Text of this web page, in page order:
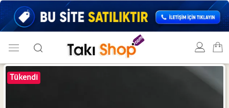
Tükendi